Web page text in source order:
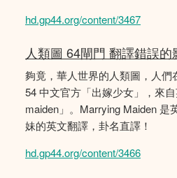
hd.gp44.org/content/3467
人類圖 64閘門 翻譯錯誤的
夠竟，華人世界的人類圖，人們
54 中文官方「出嫁少女」，來
maiden」。Marrying Maiden 是
妹的英文翻譯，卦名直譯！
hd.gp44.org/content/3466